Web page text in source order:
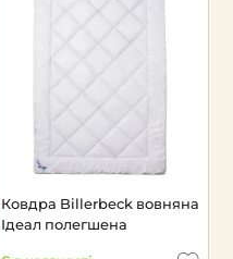
Ковдра Billerbeck вовняна
Ідеал полегшена